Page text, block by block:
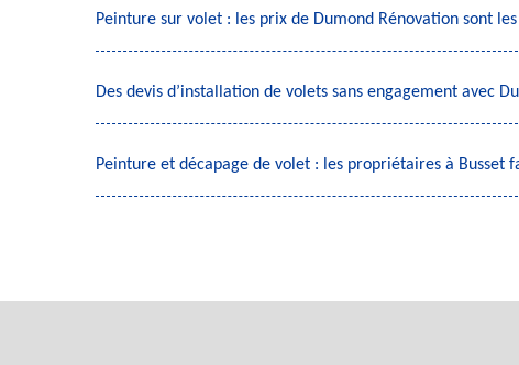
Peinture sur volet : les prix de Dumond Rénovation sont
Des devis d’installation de volets sans engagement avec
Peinture et décapage de volet : les propriétaires à Busset